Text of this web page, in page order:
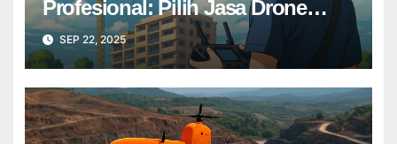
Profesional: Pilih Jasa Drone
Terbaik untuk Proyek Anda
SEP 22, 2025